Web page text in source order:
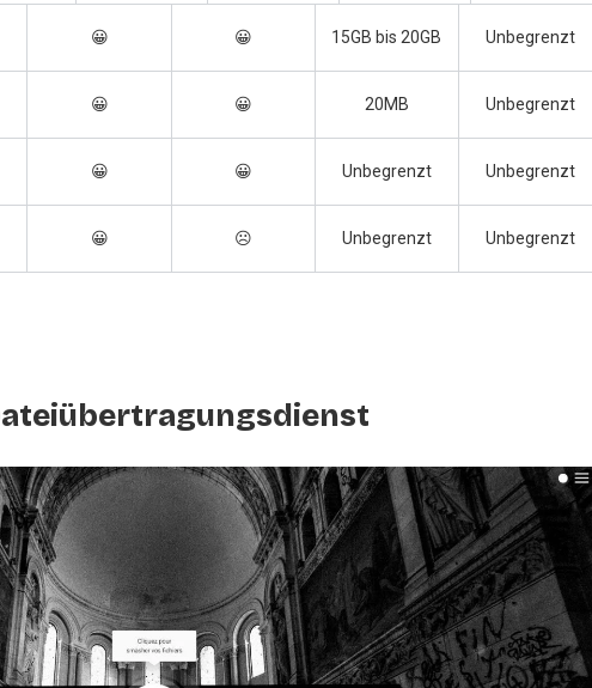
😀 😀 15GB bis 20GB Unbegrenzt
😀 😀 20MB Unbegrenzt
😀 😀 Unbegrenzt Unbegrenzt
😀 ☹️ Unbegrenzt Unbegrenzt